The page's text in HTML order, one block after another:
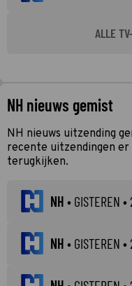
ALLE
NH nieuws gemist
NH nieuws uitzending
recente uitzendingen
terugkijken.
NH • GISTEREN •
NH • GISTEREN •